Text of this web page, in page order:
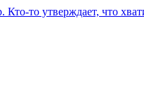
то утверждает, что